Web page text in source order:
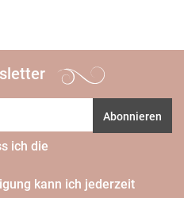
Abonnieren
ich die
kann ich jederzeit